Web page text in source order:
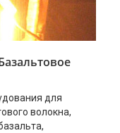
для
волокна,